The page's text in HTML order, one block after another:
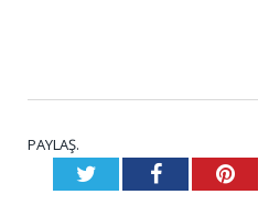
PAYLAŞ.
TwitterFacebook